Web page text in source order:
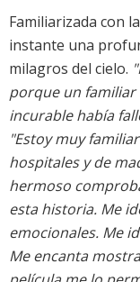
Familiarizada con
instante una
milagros del cielo.
porque un familiar
incurable había
"Estoy muy
hospitales y de
hermoso
esta historia. Me
emocionales. Me
Me encanta